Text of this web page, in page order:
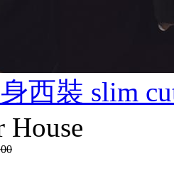
西裝 slim
House